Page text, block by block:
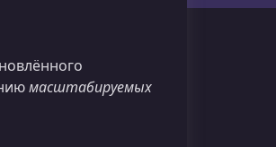
масштабируемых